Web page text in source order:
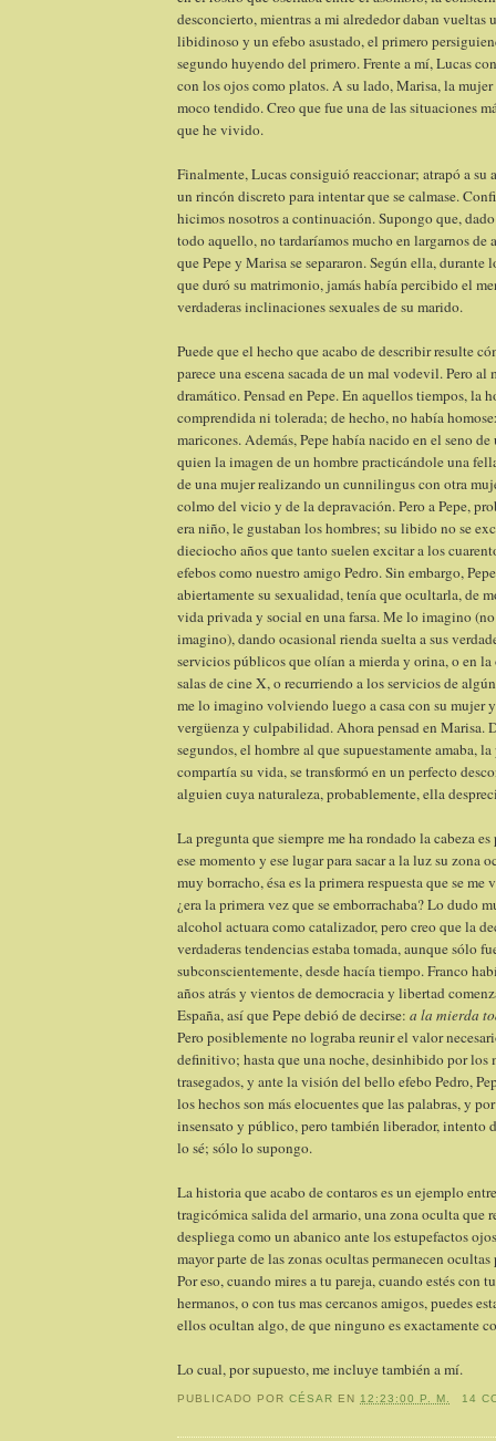
desconcierto, mientras a mi alrededor daban vueltas
libidinoso y un efebo asustado, el primero
segundo huyendo del primero. Frente a mí, Lucas
con los ojos como platos. A su lado, Marisa, la mujer
moco tendido. Creo que fue una de las situaciones
que he vivido.
Finalmente, Lucas consiguió reaccionar; atrapó a su
un rincón discreto para intentar que se calmase.
hicimos nosotros a continuación. Supongo que,
todo aquello, no tardaríamos mucho en largarnos de
que Pepe y Marisa se separaron. Según ella, durante
que duró su matrimonio, jamás había percibido el
verdaderas inclinaciones sexuales de su marido.
Puede que el hecho que acabo de describir resulte
parece una escena sacada de un mal vodevil. Pero al
dramático. Pensad en Pepe. En aquellos tiempos, la
comprendida ni tolerada; de hecho, no había
maricones. Además, Pepe había nacido en el seno
quien la imagen de un hombre practicándole una
de una mujer realizando un cunnilingus con otra
colmo del vicio y de la depravación. Pero a Pepe,
era niño, le gustaban los hombres; su libido no se
dieciocho años que tanto suelen excitar a los
efebos como nuestro amigo Pedro. Sin embargo,
abiertamente su sexualidad, tenía que ocultarla, de
vida privada y social en una farsa. Me lo imagino
imagino), dando ocasional rienda suelta a sus
servicios públicos que olían a mierda y orina, o en la
salas de cine X, o recurriendo a los servicios de
me lo imagino volviendo luego a casa con su mujer
vergüenza y culpabilidad. Ahora pensad en Marisa.
segundos, el hombre al que supuestamente amaba,
compartía su vida, se transformó en un perfecto
alguien cuya naturaleza, probablemente, ella
La pregunta que siempre me ha rondado la cabeza
ese momento y ese lugar para sacar a la luz su zona
muy borracho, ésa es la primera respuesta que se me
¿era la primera vez que se emborrachaba? Lo dudo
alcohol actuara como catalizador, pero creo que la
verdaderas tendencias estaba tomada, aunque sólo
subconscientemente, desde hacía tiempo. Franco
años atrás y vientos de democracia y libertad
España, así que Pepe debió de decirse: a la mierda
Pero posiblemente no lograba reunir el valor
definitivo; hasta que una noche, desinhibido por los
trasegados, y ante la visión del bello efebo Pedro,
los hechos son más elocuentes que las palabras, y
insensato y público, pero también liberador, intento
lo sé; sólo lo supongo.
La historia que acabo de contaros es un ejemplo
tragicómica salida del armario, una zona oculta que
despliega como un abanico ante los estupefactos
mayor parte de las zonas ocultas permanecen ocultas
Por eso, cuando mires a tu pareja, cuando estés con
hermanos, o con tus mas cercanos amigos, puedes
ellos ocultan algo, de que ninguno es exactamente
Lo cual, por supuesto, me incluye también a mí.
PUBLICADO PORCÉSAR EN 12:23:00 P. M. 14